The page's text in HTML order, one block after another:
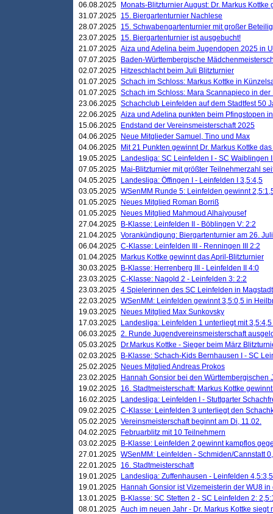
06.08.2025
Monats-Blitzturnier August: Dr. Markus Kottke
31.07.2025 15. Biergartenturnier Nachlese
28.07.2025 15. Schwabengartenturnier mit großer
23.07.2025 15. Biergartenturnier ist ausgebucht!
21.07.2025 Aiza und Adelina beim Jugendopen 2025 in
07.07.2025
Baden-Württembergische
02.07.2025
Hitzeschlacht beim Juli Blitzturnier
01.07.2025 Schach im Schloss: Markus Kottke in
01.07.2025 Schach im Schloss: Mara Scannapieco in der
23.06.2025 Schachclub Leinfelden auf dem Stadtfest 50
22.06.2025 Aiza und Adelina punkten beim Pfingstopen
15.06.2025
Endstand der Vereinsmeisterschaft 2025
04.06.2025
Neue Mitglieder Samuel, Tino und Max
04.06.2025
Mit 21 Punkten gewinnt Dr. Markus Kottke
19.05.2025
Landesliga: SC Leinfelden I - SC Waiblingen
07.05.2025
Mai-Blitzturnier mit größter Teilnehmerzahl
04.05.2025
Landesliga: Öffingen I - Leinfelden I 3,5:4,5
03.05.2025 WSenMM Runde 5: Leinfelden gewinnt
01.05.2025
Neues Mitglied Roman Borriß
01.05.2025
Neues Mitglied Mahmoud Alhajyousef
27.04.2025
B-Klasse: Leinfelden II - Böblingen V: 2:2
21.04.2025 Vorankündigung: Biergartenturnier am 26. Juli
06.04.2025 C-Klasse: Leinfelden III - Renningen III 2:2
01.04.2025
Markus Kottke gewinnt das April-Blitzturnier
30.03.2025
B-Klasse: Herrenberg III - Leinfelden II 4:0
23.03.2025 C-Klasse: Nagold 2 - Leinfelden 3: 2:2
23.03.2025 4 Spielerinnen des SC Leinfelden in Magstadt
22.03.2025 WSenMM: Leinfelden gewinnt 3,5:0,5 in
19.03.2025
Neues Mitglied Max Sunkovsky
17.03.2025
Landesliga: Leinfelden 1 unterliegt mit
06.03.2025 2. Runde Jugendvereinsmeisterschaft
05.03.2025
Dr.Markus Kottke - Sieger beim März
02.03.2025
B-Klasse: Schach-Kids Bernhausen I - SC
25.02.2025
Neues Mitglied Andreas Prokos
23.02.2025
Hannah Gonsior bei den Württembergischen
19.02.2025 16. Stadtmeisterschaft: Markus Kottke
16.02.2025
Landesliga: Leinfelden I - Stuttgarter
09.02.2025 C-Klasse: Leinfelden 3 unterliegt den
05.02.2025 Vereinsmeisterschaft beginnt am Di, 11.02.
04.02.2025
Februarblitz mit 10 Teilnehmern
03.02.2025
B-Klasse: Leinfelden 2 gewinnt kampflos
27.01.2025 WSenMM: Leinfelden - Schmiden/Cannstatt
22.01.2025 16. Stadtmeisterschaft
19.01.2025
Landesliga: Zuffenhausen - Leinfelden 4,5:3,5
19.01.2025
Hannah Gonsior ist Vizemeisterin der WU8 in
13.01.2025
B-Klasse: SC Stetten 2 - SC Leinfelden 2:
08.01.2025 Auch im neuen Jahr - Dr. Markus Kottke